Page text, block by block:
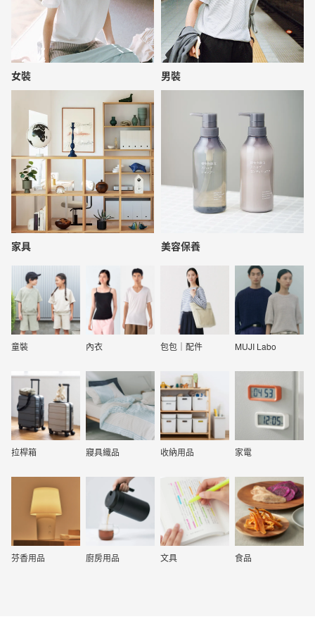
女裝 男裝
家具 美容保養
童裝 內衣 包包｜配件 MUJI Labo
拉桿箱 寢具織品 收納用品 家電
芬香用品 廚房用品 文具 食品